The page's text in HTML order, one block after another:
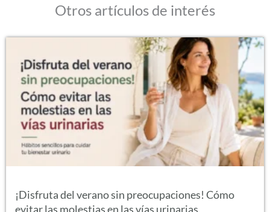
Otros artículos de interés
¡Disfruta del verano sin preocupaciones! Cómo
evitar las molestias en las vías urinarias